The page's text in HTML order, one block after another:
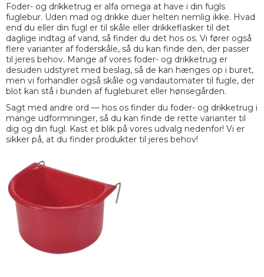
Foder- og drikketrug er alfa omega at have i din fugls
fuglebur. Uden mad og drikke duer helten nemlig ikke. Hvad
end du eller din fugl er til skåle eller drikkeflasker til det
daglige indtag af vand, så finder du det hos os. Vi fører også
flere varianter af foderskåle, så du kan finde den, der passer
til jeres behov. Mange af vores foder- og drikketrug er
desuden udstyret med beslag, så de kan hænges op i buret,
men vi forhandler også skåle og vandautomater til fugle, der
blot kan stå i bunden af fugleburet eller hønsegården.
Sagt med andre ord — hos os finder du foder- og drikketrug i
mange udformninger, så du kan finde de rette varianter til
dig og din fugl. Kast et blik på vores udvalg nedenfor! Vi er
sikker på, at du finder produkter til jeres behov!